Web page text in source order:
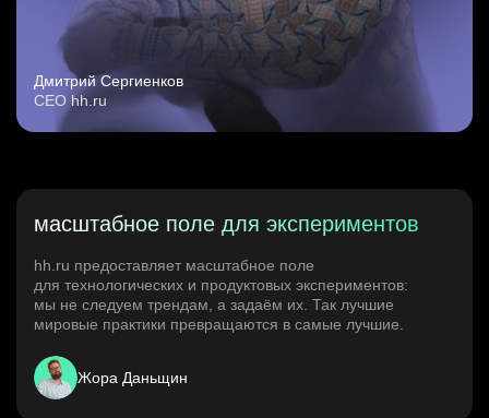
Дмитрий Сергиенков
CEO hh.ru
масштабное поле для экспериментов
hh.ru предоставляет масштабное поле
для технологических и продуктовых экспериментов:
мы не следуем трендам, а задаём их. Так лучшие
мировые практики превращаются в самые лучшие.
Жора Даньщин